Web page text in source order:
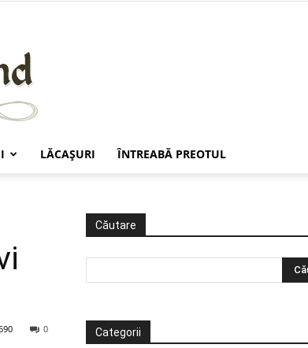
LĂCAŞURI ÎNTREABĂ PREOTUL
0
Căutare
Categorii